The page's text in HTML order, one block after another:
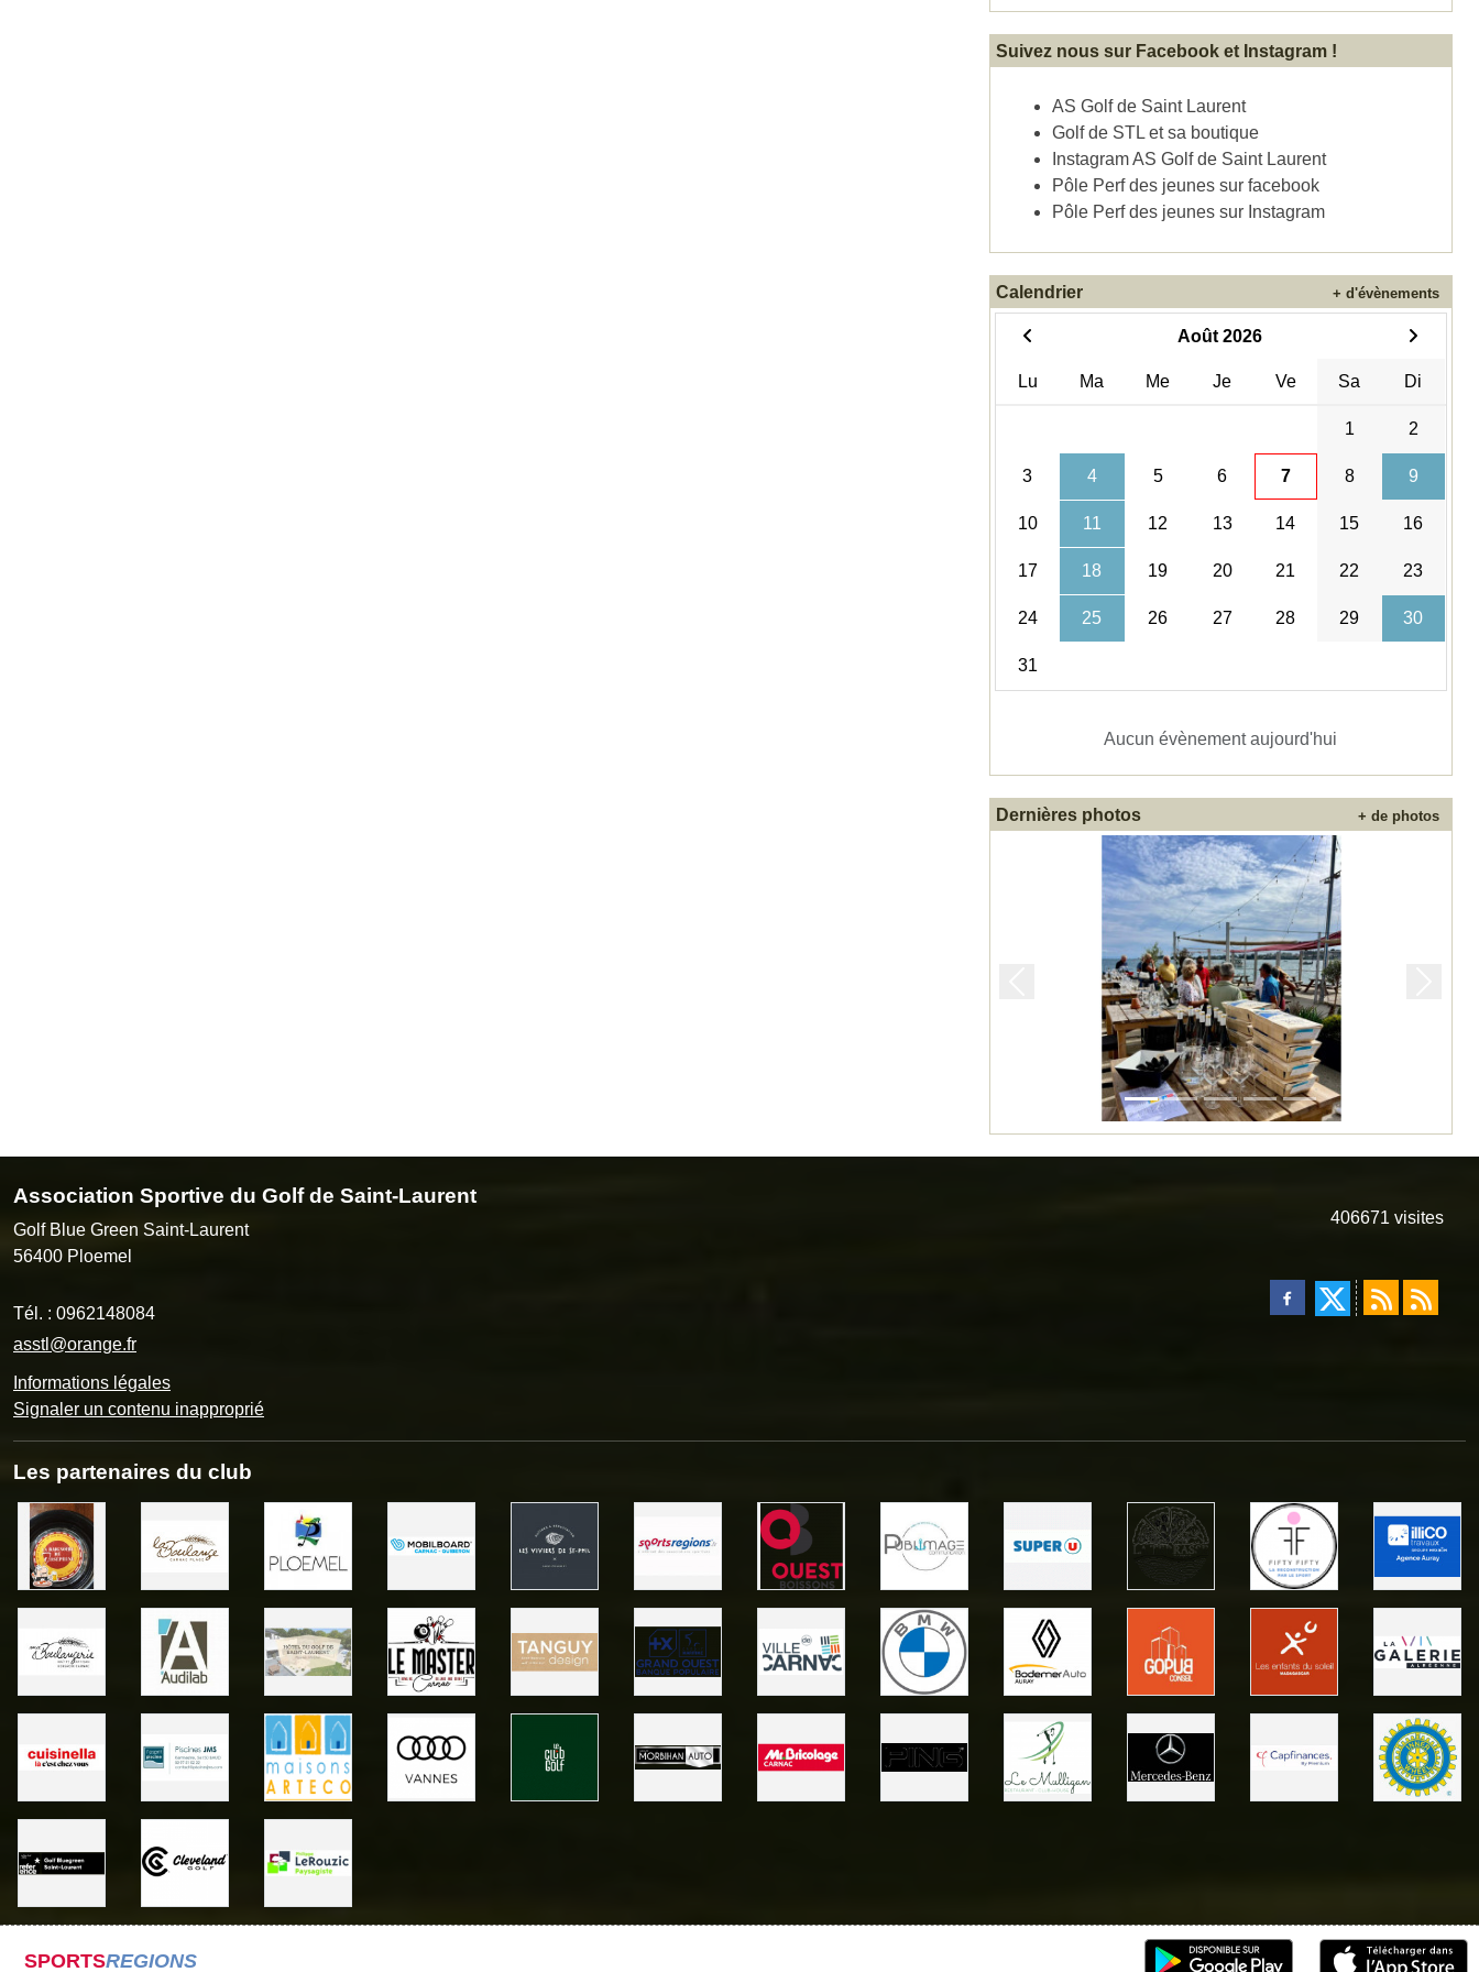
Suivez nous sur Facebook et Instagram !
AS Golf de Saint Laurent
Golf de STL et sa boutique
Instagram AS Golf de Saint Laurent
Pôle Perf des jeunes sur facebook
Pôle Perf des jeunes sur Instagram
Calendrier
Août 2026
Lu Ma Me Je Ve Sa Di
1 2
3 4 5 6 7 8 9
10 11 12 13 14 15 16
17 18 19 20 21 22 23
24 25 26 27 28 29 30
31
Aucun évènement aujourd'hui
+ d'évènements
Dernières photos + de photos
Association Sportive du Golf de Saint-Laurent
Golf Blue Green Saint-Laurent
56400 Ploemel
Tél. : 0962148084
asstl@orange.fr
Informations légales
Signaler un contenu inapproprié
406671 visites
Les partenaires du club
SPORTSREGIONS